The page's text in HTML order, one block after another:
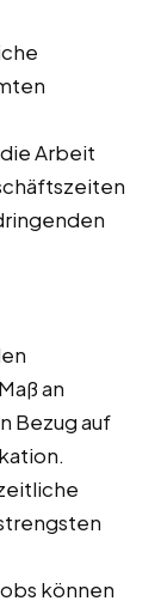
Arbeit
an
Bezug auf
können